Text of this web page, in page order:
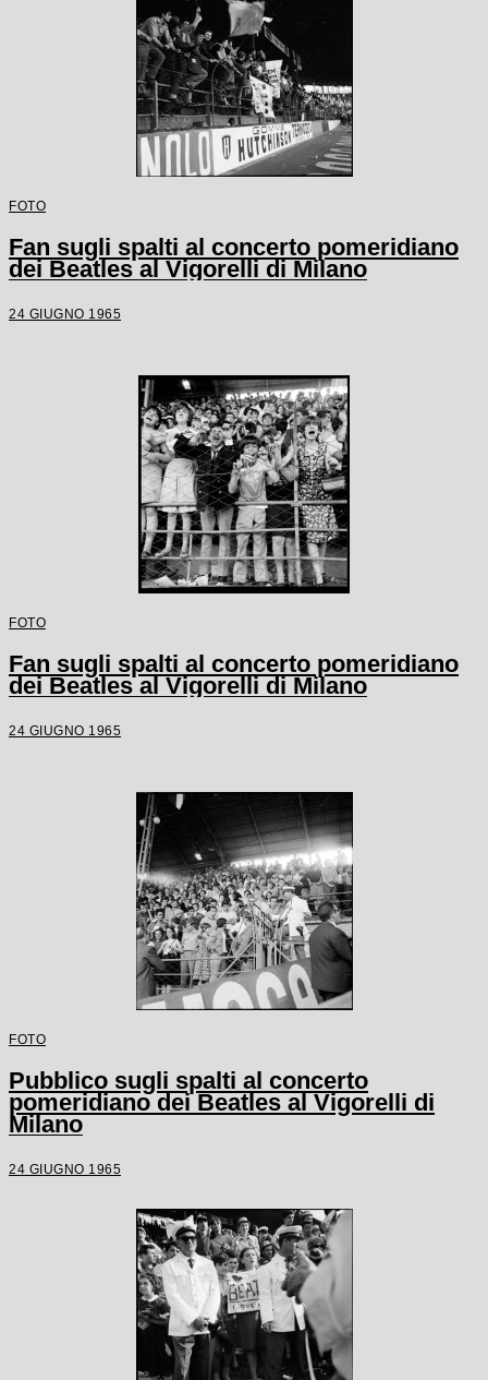
FOTO
Fan sugli spalti al concerto pomeridiano
dei Beatles al Vigorelli di Milano
24 GIUGNO 1965
FOTO
Fan sugli spalti al concerto pomeridiano
dei Beatles al Vigorelli di Milano
24 GIUGNO 1965
FOTO
Pubblico sugli spalti al concerto
pomeridiano dei Beatles al Vigorelli di
Milano
24 GIUGNO 1965